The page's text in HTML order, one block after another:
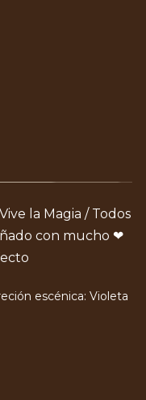
la Magia / Todos
con mucho ❤
escénica: Violeta